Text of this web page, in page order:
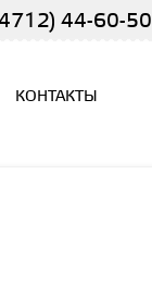
44-60-50
КОНТАКТЫ